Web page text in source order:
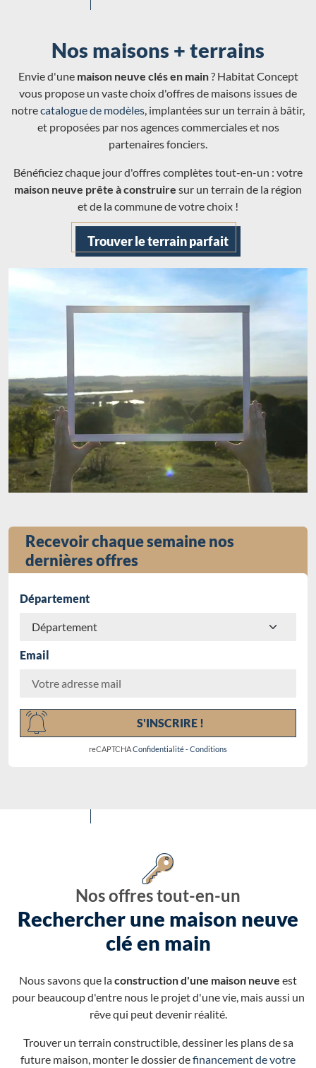
Nos maisons + terrains
Envie d'une maison neuve clés en main? Habitat Concept
vous propose un vaste choix d'offres de maisons issues de
notrecatalogue de modèles, implantées sur un terrain à bâtir,
et proposées par nos agences commerciales et nos
partenaires fonciers.
Bénéficiez chaque jour d'offres complètes tout-en-un : votre
maison neuve prête à construire sur un terrain de la région
et de la commune de votre choix !
Trouver le terrain parfait
Recevoir chaque semaine nos
dernières offres
Département
Email
S'INSCRIRE !
reCAPTCHAConfidentialité-Conditions
Nos offres tout-en-un
Rechercher une maison neuve
clé en main
Nous savons que laconstruction d'une maison neuve est
pour beaucoup d'entre nous le projet d'une vie, mais aussi un
rêve qui peut devenir réalité.
Trouver un terrain constructible, dessiner les plans de sa
future maison, monter le dossier definancement de votre